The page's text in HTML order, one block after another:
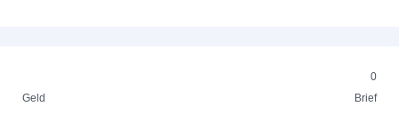
0
Geld
Brief